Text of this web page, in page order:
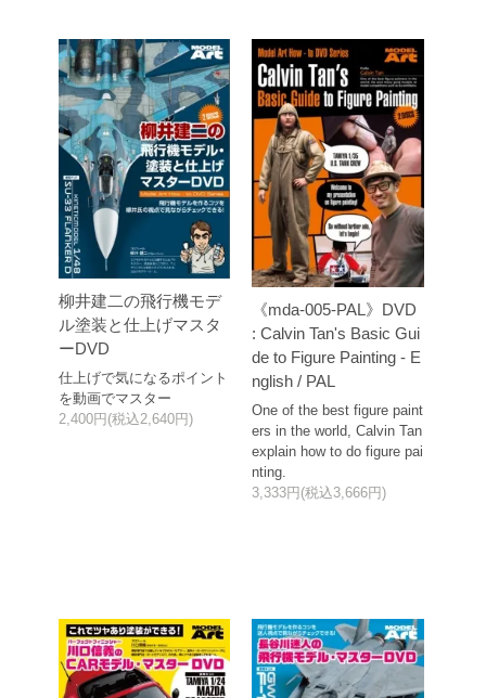
柳井建二の飛行機モデ
ル塗装と仕上げマスタ
ーDVD
仕上げで気になるポイント
を動画でマスター
2,400円(税込2,640円)
《mda-005-PAL》DVD
: Calvin Tan's Basic Gui
de to Figure Painting - E
nglish / PAL
One of the best figure paint
ers in the world, Calvin Tan
explain how to do figure pai
nting.
3,333円(税込3,666円)